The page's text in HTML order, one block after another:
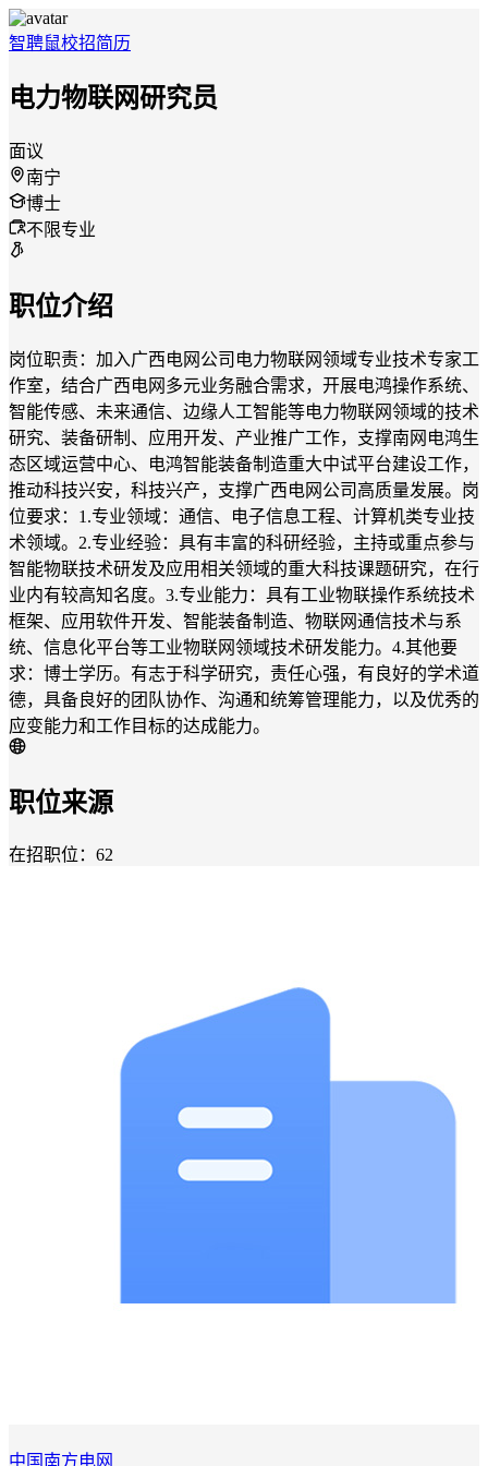
智聘鼠校招简历
电力物联网研究员
面议
南宁
博士
不限专业
职位介绍
岗位职责：加入广西电网公司电力物联网领域专业技术专家工
作室，结合广西电网多元业务融合需求，开展电鸿操作系统、
智能传感、未来通信、边缘人工智能等电力物联网领域的技术
研究、装备研制、应用开发、产业推广工作，支撑南网电鸿生
态区域运营中心、电鸿智能装备制造重大中试平台建设工作，
推动科技兴安，科技兴产，支撑广西电网公司高质量发展。岗
位要求：1.专业领域：通信、电子信息工程、计算机类专业技
术领域。2.专业经验：具有丰富的科研经验，主持或重点参与
智能物联技术研发及应用相关领域的重大科技课题研究，在行
业内有较高知名度。3.专业能力：具有工业物联操作系统技术
框架、应用软件开发、智能装备制造、物联网通信技术与系
统、信息化平台等工业物联网领域技术研发能力。4.其他要
求：博士学历。有志于科学研究，责任心强，有良好的学术道
德，具备良好的团队协作、沟通和统筹管理能力，以及优秀的
应变能力和工作目标的达成能力。
职位来源
在招职位：62
中国南方电网